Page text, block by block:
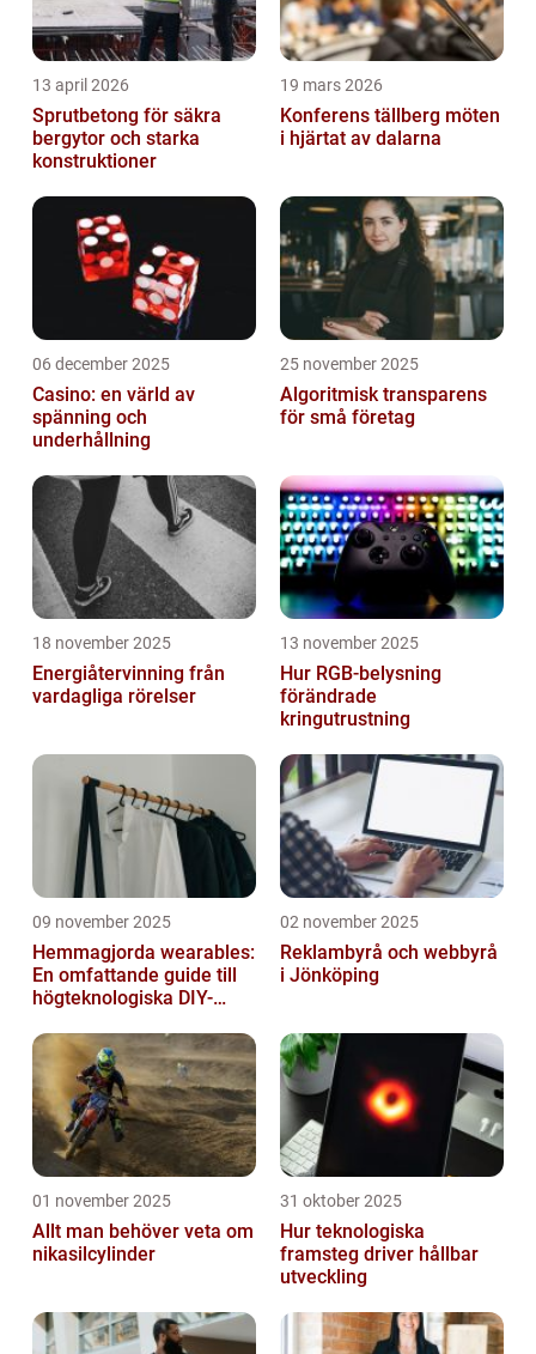
13 april 2026
Sprutbetong för säkra
bergytor och starka
konstruktioner
19 mars 2026
Konferens tällberg möten
i hjärtat av dalarna
06 december 2025
Casino: en värld av
spänning och
underhållning
25 november 2025
Algoritmisk transparens
för små företag
18 november 2025
Energiåtervinning från
vardagliga rörelser
13 november 2025
Hur RGB-belysning
förändrade
kringutrustning
09 november 2025
Hemmagjorda wearables:
En omfattande guide till
högteknologiska DIY-
02 november 2025
Reklambyrå och webbyrå
i Jönköping
01 november 2025
Allt man behöver veta om
nikasilcylinder
31 oktober 2025
Hur teknologiska
framsteg driver hållbar
utveckling